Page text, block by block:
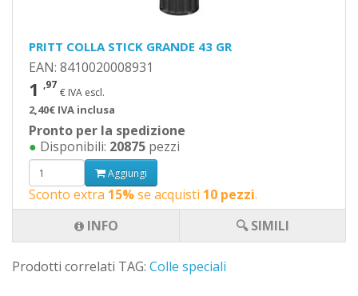
PRITT COLLA STICK GRANDE 43 GR
EAN: 8410020008931
1 ,97
€ IVA escl.
2,40€ IVA inclusa
Pronto per la spedizione
● Disponibili: 20875 pezzi
Aggiungi
Sconto extra 15%se acquisti 10 pezzi.
INFO
🔍 SIMILI
Prodotti correlati TAG: Colle speciali